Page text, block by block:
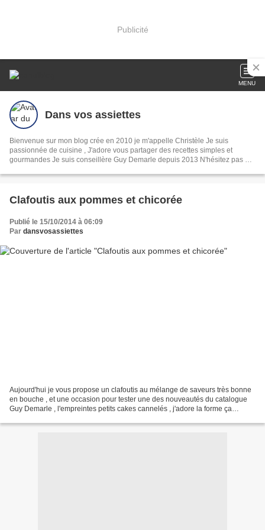
Publicité
MENU
Dans vos assiettes
Bienvenue sur mon blog crée en 2010 je m'appelle Christèle Je suis
passionnée de cuisine , J'adore vous partager des recettes simples et
gourmandes Je suis conseillère Guy Demarle depuis 2013 N'hésitez pas à
Clafoutis aux pommes et chicorée
Publié le 15/10/2014 à 06:09
Par dansvosassiettes
Aujourd'hui je vous propose un clafoutis au mélange de saveurs très bonne
en bouche , et une occasion pour tester une des nouveautés du catalogue
Guy Demarle , l'empreintes petits cakes cannelés , j'adore la forme ça